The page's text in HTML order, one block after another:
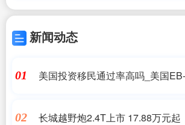
新闻动态
01
美国投资移民通过率高吗_美国
02 长城越野炮2.4T上市 17.88万元起